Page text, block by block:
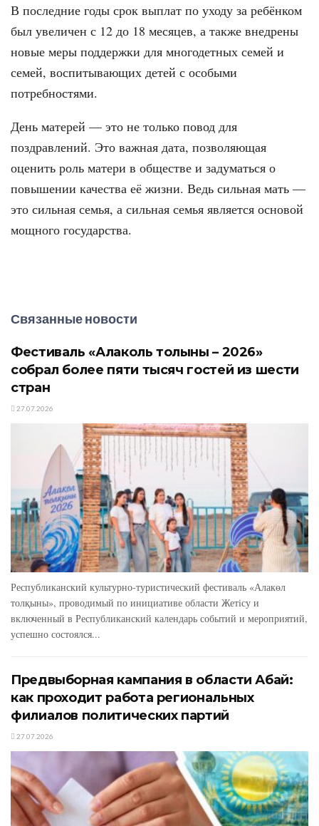
В последние годы срок выплат по уходу за ребёнком
был увеличен с 12 до 18 месяцев, а также внедрены
новые меры поддержки для многодетных семей и
семей, воспитывающих детей с особыми
потребностями.
День матерей — это не только повод для
поздравлений. Это важная дата, позволяющая
оценить роль матери в обществе и задуматься о
повышении качества её жизни. Ведь сильная мать —
это сильная семья, а сильная семья является основой
мощного государства.
Связанные новости
Фестиваль «Алаколь толқыны – 2026»
собрал более пяти тысяч гостей из шести
стран
27.07.2026
Республиканский культурно-туристический фестиваль «Алакөл
толқыны», проводимый по инициативе области Жетісу и
включенный в Республиканский календарь событий и мероприятий,
успешно состоялся...
Предвыборная кампания в области Абай:
как проходит работа региональных
филиалов политических партий
27.07.2026